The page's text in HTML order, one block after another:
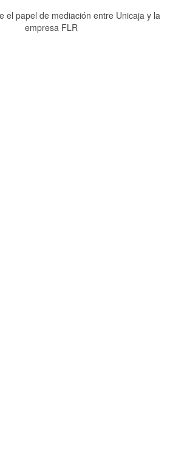
el papel de mediación entre Unicaja y la
empresa FLR